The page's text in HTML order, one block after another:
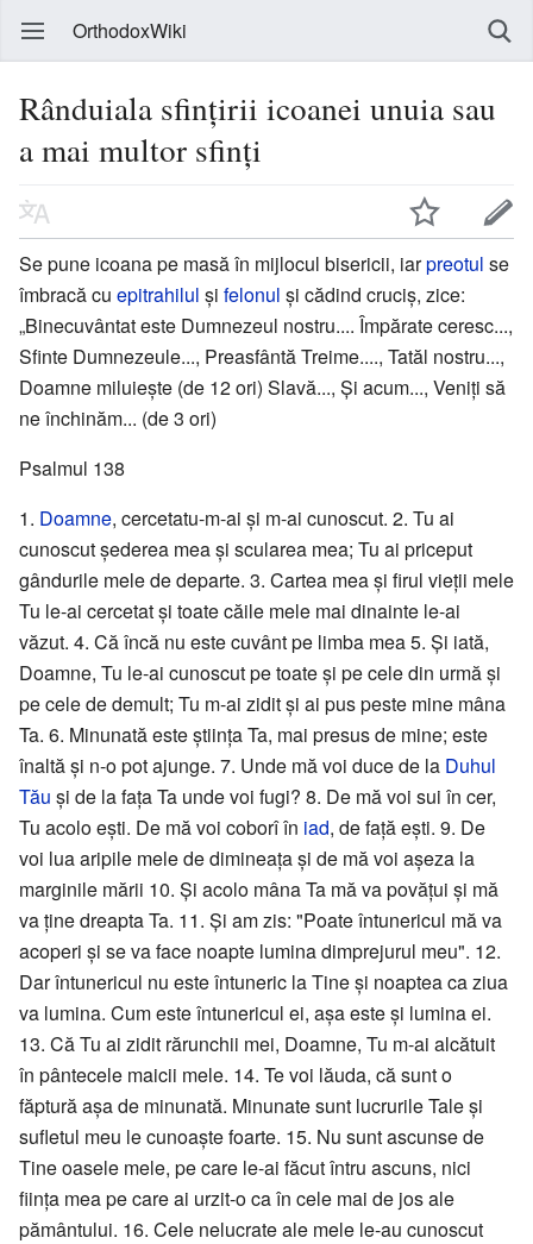
OrthodoxWiki
Rânduiala sfințirii icoanei unuia sau
a mai multor sfinți
Se pune icoana pe masă în mijlocul bisericii, iarpreotul se
îmbracă cu epitrahilul și felonul și cădind cruciș, zice:
„Binecuvântat este Dumnezeul nostru.... Împărate ceresc...,
Sfinte Dumnezeule..., Preasfântă Treime...., Tatăl nostru...,
Doamne miluiește (de 12 ori) Slavă..., Și acum..., Veniți să
ne închinăm... (de 3 ori)
Psalmul 138
1. Doamne, cercetatu-m-ai și m-ai cunoscut. 2. Tu ai
cunoscut șederea mea și scularea mea; Tu ai priceput
gândurile mele de departe. 3. Cartea mea și firul vieții mele
Tu le-ai cercetat și toate căile mele mai dinainte le-ai
văzut. 4. Că încă nu este cuvânt pe limba mea 5. Și iată,
Doamne, Tu le-ai cunoscut pe toate și pe cele din urmă și
pe cele de demult; Tu m-ai zidit și ai pus peste mine mâna
Ta. 6. Minunată este știința Ta, mai presus de mine; este
înaltă și n-o pot ajunge. 7. Unde mă voi duce de la Duhul
Tău și de la fața Ta unde voi fugi? 8. De mă voi sui în cer,
Tu acolo ești. De mă voi coborî în iad, de față ești. 9. De
voi lua aripile mele de dimineața și de mă voi așeza la
marginile mării 10. Și acolo mâna Ta mă va povățui și mă
va ține dreapta Ta. 11. Și am zis: "Poate întunericul mă va
acoperi și se va face noapte lumina dimprejurul meu". 12.
Dar întunericul nu este întuneric la Tine și noaptea ca ziua
va lumina. Cum este întunericul ei, așa este și lumina ei.
13. Că Tu ai zidit rărunchii mei, Doamne, Tu m-ai alcătuit
în pântecele maicii mele. 14. Te voi lăuda, că sunt o
făptură așa de minunată. Minunate sunt lucrurile Tale și
sufletul meu le cunoaște foarte. 15. Nu sunt ascunse de
Tine oasele mele, pe care le-ai făcut întru ascuns, nici
ființa mea pe care ai urzit-o ca în cele mai de jos ale
pământului. 16. Cele nelucrate ale mele le-au cunoscut